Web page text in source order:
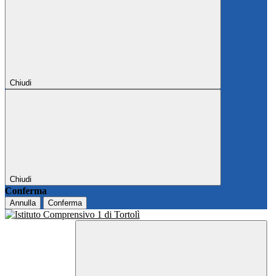
Chiudi
Chiudi
Conferma
Annulla Conferma